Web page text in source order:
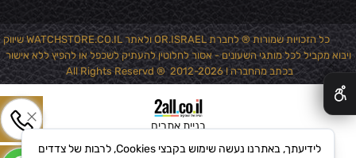
כל הזכויות שמורות ® לחברת OR.ISRAEL ולאתר WATCHSTORE.CO.IL שיווק
ויבוא מקביל לכל מותגי השעונים - אסור לחלוטין להעתיק לשכפל או להפיץ ללא אישור
בכתב מהחברה ! 2012-2026 ® All Rights Reservd
בניית אתרים
✕
לידיעתך, באתרנו נעשה שימוש בקבצי Cookies, לרבות של צדדים